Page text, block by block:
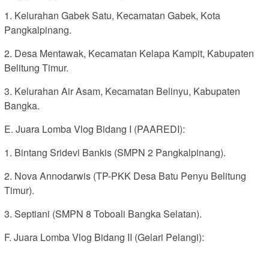
1. Kelurahan Gabek Satu, Kecamatan Gabek, Kota
Pangkalpinang.
2. Desa Mentawak, Kecamatan Kelapa Kampit, Kabupaten
Belitung Timur.
3. Kelurahan Air Asam, Kecamatan Belinyu, Kabupaten
Bangka.
E. Juara Lomba Vlog Bidang I (PAAREDI):
1. Bintang Sridevi Bankis (SMPN 2 Pangkalpinang).
2. Nova Annodarwis (TP-PKK Desa Batu Penyu Belitung
Timur).
3. Septiani (SMPN 8 Toboali Bangka Selatan).
F. Juara Lomba Vlog Bidang II (Gelari Pelangi):